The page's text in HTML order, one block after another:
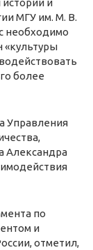
и
МГУ им. М. В.
необходимо
«культуры
более
Управления
Александра
по
и
отметил,